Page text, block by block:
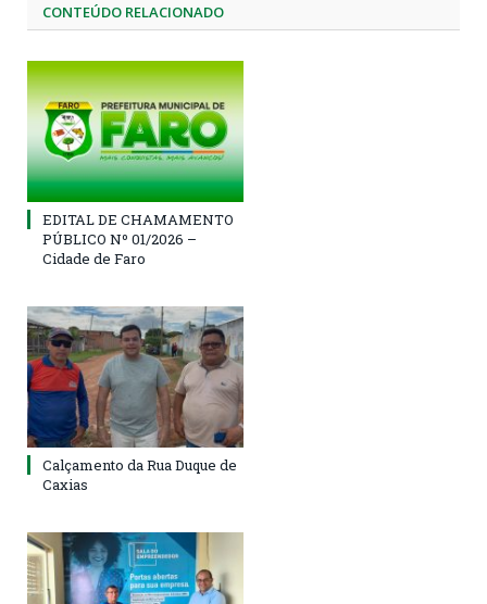
CONTEÚDO RELACIONADO
EDITAL DE CHAMAMENTO
PÚBLICO Nº 01/2026 –
Cidade de Faro
Calçamento da Rua Duque de
Caxias